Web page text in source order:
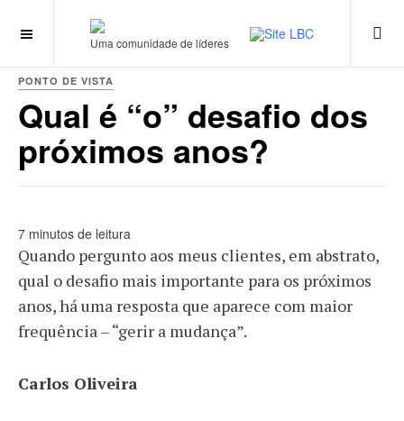
Uma comunidade de líderes
PONTO DE VISTA
Qual é “o” desafio dos
próximos anos?
7 minutos de leitura
Quando pergunto aos meus clientes, em abstrato,
qual o desafio mais importante para os próximos
anos, há uma resposta que aparece com maior
frequência – “gerir a mudança”.
Carlos Oliveira